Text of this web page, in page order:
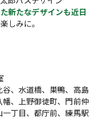
新たなデザインも近日
しみに。
、水道橋、巣鴨、高島
、上野御徒町、門前仲
丁目、都庁前、練馬駅